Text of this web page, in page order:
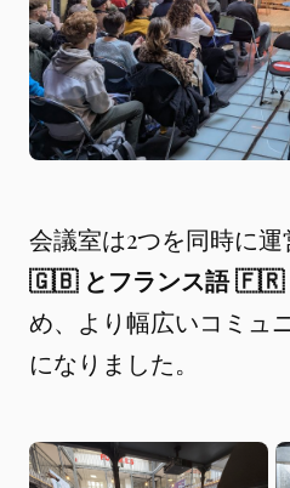
会議室は2つを同時に
🇬🇧 とフランス語 🇫🇷
め、より幅広いコミュ
になりました。